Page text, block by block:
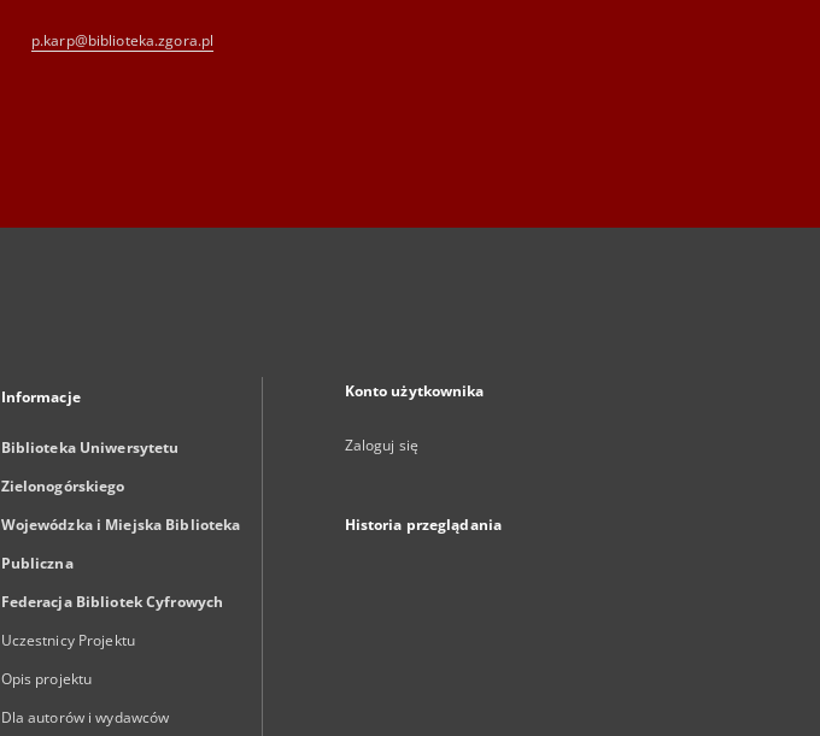
p.karp@biblioteka.zgora.pl
Informacje
Biblioteka Uniwersytetu
Zielonogórskiego
Wojewódzka i Miejska Biblioteka
Publiczna
Federacja Bibliotek Cyfrowych
Uczestnicy Projektu
Opis projektu
Dla autorów i wydawców
Konto użytkownika
Zaloguj się
Historia przeglądania